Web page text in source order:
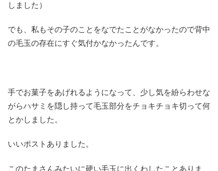
しました）
でも、私もその子のことをなでたことがなかったので背中
の毛玉の存在にすぐ気付かなかったんです。
手でお菓子をあげれるようになって、少し気を紛らわせな
がらハサミを隠し持って毛玉部分をチョキチョキ切って何
とかしました。
いいポストありました。
このたまさんみたいに硬い毛玉に出くわしたことありま